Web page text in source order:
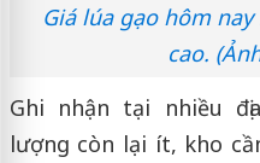
Giá lúa gạo hôm
cao.
Ghi nhận tại nhiều
lượng còn lại ít, kho